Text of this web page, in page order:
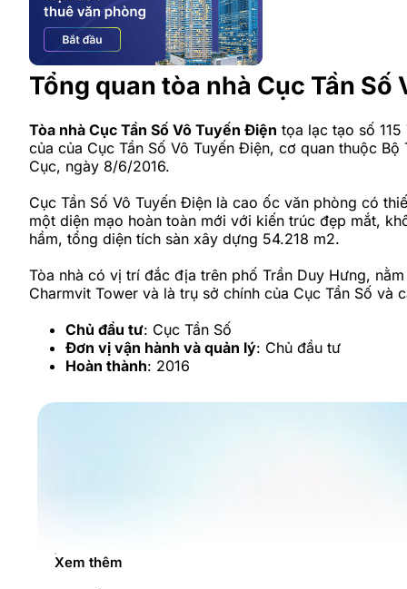
Tổng quan tòa nhà Cục Tần Số
Tòa nhà Cục Tần Số Vô Tuyến Điện tọa lạc tạo số
của của Cục Tần Số Vô Tuyến Điện, cơ quan thuộc
Cục, ngày 8/6/2016.
Cục Tần Số Vô Tuyến Điện là cao ốc văn phòng có
một diện mạo hoàn toàn mới với kiến trúc đẹp mắt,
hầm, tổng diện tích sàn xây dựng 54.218 m2.
Tòa nhà có vị trí đắc địa trên phố Trần Duy Hưng,
Charmvit Tower và là trụ sở chính của Cục Tần Số và
Chủ đầu tư: Cục Tần Số
Đơn vị vận hành và quản lý: Chủ đầu tư
Hoàn thành: 2016
Xem thêm